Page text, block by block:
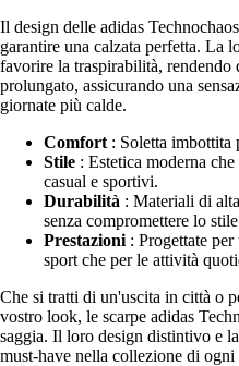
Il design delle adidas
garantire una calzata perfetta. La
favorire la traspirabilità, rendendo
prolungato, assicurando una
giornate più calde.
Comfort : Soletta imbottita
Stile : Estetica moderna
casual e sportivi.
Durabilità : Materiali di
senza compromettere lo
Prestazioni : Progettate
sport che per le attività
Che si tratti di un'uscita in città o
vostro look, le scarpe adidas
saggia. Il loro design distintivo e
must-have nella collezione di ogni